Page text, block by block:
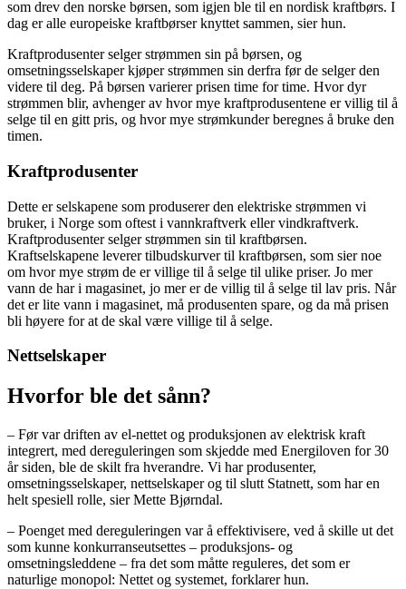
som drev den norske børsen, som igjen ble til en nordisk kraftbørs. I
dag er alle europeiske kraftbørser knyttet sammen, sier hun.
Kraftprodusenter selger strømmen sin på børsen, og
omsetningsselskaper kjøper strømmen sin derfra før de selger den
videre til deg. På børsen varierer prisen time for time. Hvor dyr
strømmen blir, avhenger av hvor mye kraftprodusentene er villig til å
selge til en gitt pris, og hvor mye strømkunder beregnes å bruke den
timen.
Kraftprodusenter
Dette er selskapene som produserer den elektriske strømmen vi
bruker, i Norge som oftest i vannkraftverk eller vindkraftverk.
Kraftprodusenter selger strømmen sin til kraftbørsen.
Kraftselskapene leverer tilbudskurver til kraftbørsen, som sier noe
om hvor mye strøm de er villige til å selge til ulike priser. Jo mer
vann de har i magasinet, jo mer er de villig til å selge til lav pris. Når
det er lite vann i magasinet, må produsenten spare, og da må prisen
bli høyere for at de skal være villige til å selge.
Nettselskaper
Hvorfor ble det sånn?
– Før var driften av el-nettet og produksjonen av elektrisk kraft
integrert, med dereguleringen som skjedde med Energiloven for 30
år siden, ble de skilt fra hverandre. Vi har produsenter,
omsetningsselskaper, nettselskaper og til slutt Statnett, som har en
helt spesiell rolle, sier Mette Bjørndal.
– Poenget med dereguleringen var å effektivisere, ved å skille ut det
som kunne konkurranseutsettes – produksjons- og
omsetningsleddene – fra det som måtte reguleres, det som er
naturlige monopol: Nettet og systemet, forklarer hun.